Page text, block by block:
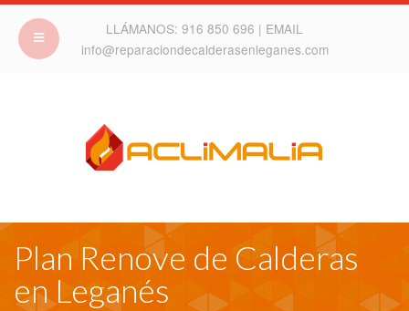
LLÁMANOS: 916 850 696 | EMAIL
info@reparaciondecalderasenleganes.com
Plan Renove de Calderas
en Leganés